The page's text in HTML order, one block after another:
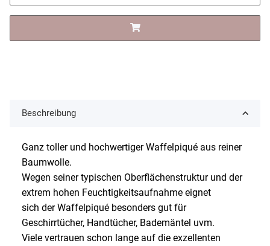
Beschreibung
Ganz toller und hochwertiger Waffelpiqué aus reiner
Baumwolle.
Wegen seiner typischen Oberflächenstruktur und der
extrem hohen Feuchtigkeitsaufnahme eignet
sich der Waffelpiqué besonders gut für
Geschirrtücher, Handtücher, Bademäntel uvm.
Viele vertrauen schon lange auf die exzellenten